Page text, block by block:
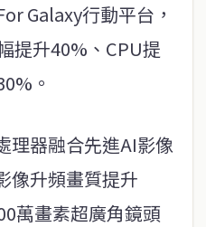
Galaxy行動平台，
提升40%、CPU提
。
理器融合先進AI影像
像升頻畫質提升
萬畫素超廣角鏡頭